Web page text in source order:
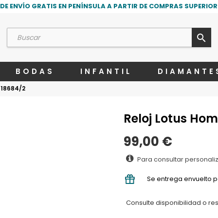
ENVÍO GRATIS EN PENÍNSULA A PARTIR DE COMPRAS
search
BODAS INFANTIL
2
Reloj Lotus
99,00 €
Para consultar
Se entrega envuelto
Consulte disponibilidad o